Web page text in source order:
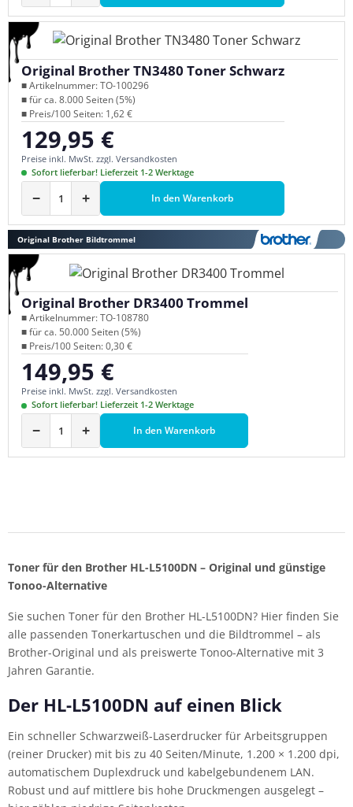
Original Brother TN3480 Toner Schwarz
■ Artikelnummer: TO-100296
■ für ca. 8.000 Seiten (5%)
■ Preis/100 Seiten: 1,62 €
Regulärer Preis:
129,95 €
Preise inkl. MwSt. zzgl. Versandkosten
Sofort lieferbar! Lieferzeit 1-2 Werktage
− + In den Warenkorb
Original Brother Bildtrommel
Original Brother DR3400 Trommel
■ Artikelnummer: TO-108780
■ für ca. 50.000 Seiten (5%)
■ Preis/100 Seiten: 0,30 €
Regulärer Preis:
149,95 €
Preise inkl. MwSt. zzgl. Versandkosten
Sofort lieferbar! Lieferzeit 1-2 Werktage
− + In den Warenkorb
Toner für den Brother HL-L5100DN – Original und günstige
Tonoo-Alternative
Sie suchen Toner für den Brother HL-L5100DN? Hier finden Sie
alle passenden Tonerkartuschen und die Bildtrommel – als
Brother-Original und als preiswerte Tonoo-Alternative mit 3
Jahren Garantie.
Der HL-L5100DN auf einen Blick
Ein schneller Schwarzweiß-Laserdrucker für Arbeitsgruppen
(reiner Drucker) mit bis zu 40 Seiten/Minute, 1.200 × 1.200 dpi,
automatischem Duplexdruck und kabelgebundenem LAN.
Robust und auf mittlere bis hohe Druckmengen ausgelegt –